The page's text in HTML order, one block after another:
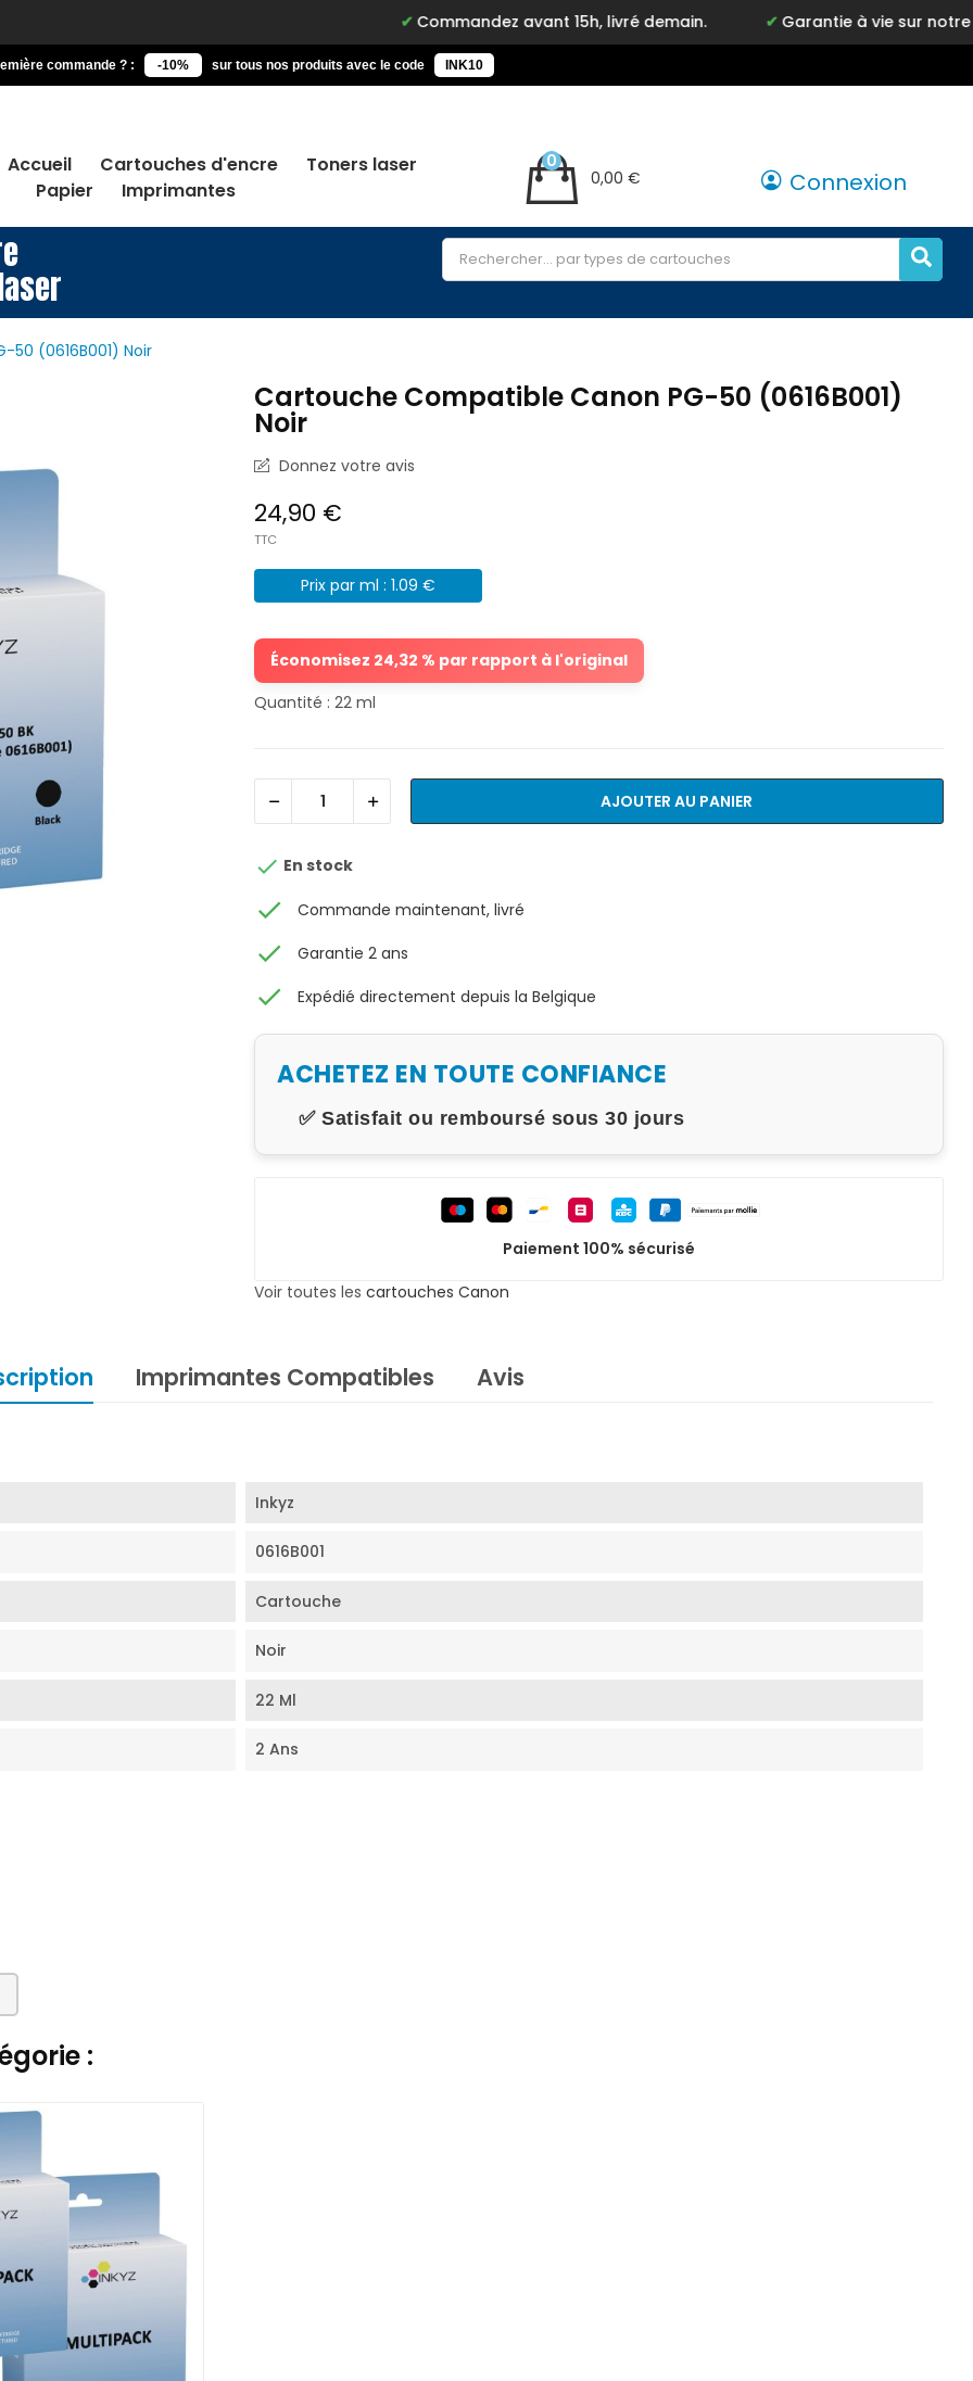
Commandez avant 15h, livré demain. Garantie à vie sur notre marque
commande ? : -10% sur tous nos produits avec le code INK10
Accueil Cartouches d'encre
Toners laser
Papier
Imprimantes
0,00 €
0
Connexion
(0616B001) Noir
Cartouche Compatible Canon PG-50 (0616B001)
Noir
Donnez votre avis
24,90 €
TTC
Prix par ml : 1.09 €
Économisez 24,32 % par rapport à l'original
Quantité : 22 ml
AJOUTER AU PANIER
 En stock
check Commande maintenant, livré
check Garantie 2 ans
check Expédié directement depuis la Belgique
ACHETEZ EN TOUTE CONFIANCE
✅ Satisfait ou remboursé sous 30 jours
Paiement 100% sécurisé
Voir toutes les cartouches Canon
Imprimantes Compatibles Avis
Inkyz
0616B001
Cartouche
Noir
22 Ml
2 Ans
: